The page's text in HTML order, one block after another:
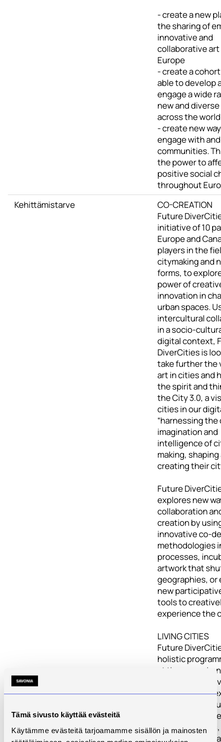
Tämä sivusto käyttää evästeitä
Käytämme evästeitä tarjoamamme sisällön ja mainosten
- create a new
the sharing of
innovative and
collaborative
Europe
- create a
able to develop
engage a wide
new and
across the world
- create new
engage with
communities.
the power to
positive social
throughout
Kehittämistarve
CO-CREATION
Future
initiative of 10
Europe and
players in the
citymaking and
forms, to
power of
innovation in
urban spaces.
intercultural
in a socio-
digital context,
DiverCities is
take further the
art in cities and
the spirit and
the City 3.0, a
cities in our
“harnessing
imagination and
intelligence of
making,
creating their
Future
explores new
collaboration
creation by
innovative co-
methodologies
processes,
artwork that
geographies, or
new
tools to
experience the
LIVING CITIES
Future
holistic
at the ever-
of art and
the urban
programme
range of
community
workshops and